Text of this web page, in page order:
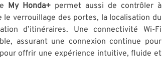
My Honda+ permet aussi de contrôler à
verrouillage des portes, la localisation du
d’itinéraires. Une connectivité Wi-Fi
assurant une connexion continue pour
offrir une expérience intuitive, fluide et